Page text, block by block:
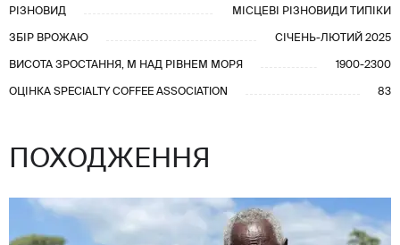
РІЗНОВИД МІСЦЕВІ РІЗНОВИДИ ТИПІКИ
ЗБІР ВРОЖАЮ СІЧЕНЬ-ЛЮТИЙ 2025
ВИСОТА ЗРОСТАННЯ, М НАД РІВНЕМ МОРЯ 1900-2300
ОЦІНКА SPECIALTY COFFEE ASSOCIATION 83
ПОХОДЖЕННЯ